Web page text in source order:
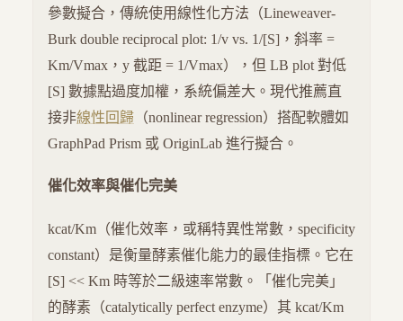
參數擬合，傳統使用線性化方法（Lineweaver-
Burk double reciprocal plot: 1/v vs. 1/[S]，斜率 =
Km/Vmax，y 截距 = 1/Vmax），但 LB plot 對低
[S] 數據點過度加權，系統偏差大。現代推薦直
接非線性回歸 （nonlinear regression）搭配軟體如
GraphPad Prism 或 OriginLab 進行擬合。
催化效率與催化完美
kcat/Km（催化效率，或稱特異性常數，specificity
constant）是衡量酵素催化能力的最佳指標。它在
[S] << Km 時等於二級速率常數。「催化完美」
的酵素（catalytically perfect enzyme）其 kcat/Km